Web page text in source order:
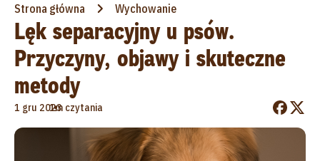
Strona główna Wychowanie
Lęk separacyjny u psów.
Przyczyny, objawy i skuteczne
metody
1 gru 2023
•
1m czytania